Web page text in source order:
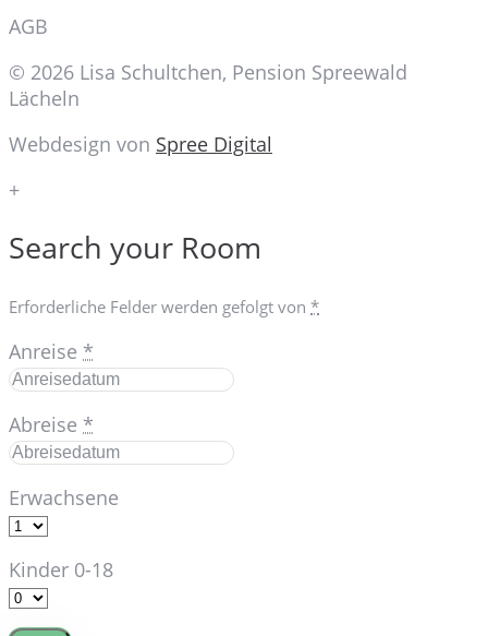
AGB
© 2026 Lisa Schultchen, Pension Spreewald
Lächeln
Webdesign von Spree Digital
+
Search your Room
Erforderliche Felder werden gefolgt von *
Anreise *
Abreise *
Erwachsene
Kinder 0-18